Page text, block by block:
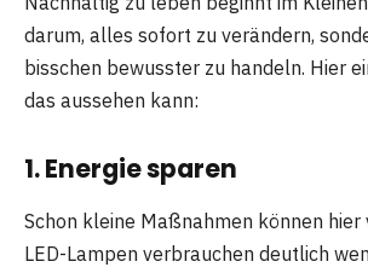
darum, alles sofort zu verändern,
bisschen bewusster zu handeln. Hier
das aussehen kann:
1. Energie sparen
Schon kleine Maßnahmen können hier
LED-Lampen verbrauchen deutlich